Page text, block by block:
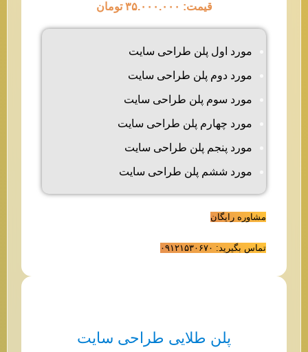
قیمت: ۳۵.۰۰۰.۰۰۰ تومان
مورد اول پلن طراحی سایت
مورد دوم پلن طراحی سایت
مورد سوم پلن طراحی سایت
مورد چهارم پلن طراحی سایت
مورد پنجم پلن طراحی سایت
مورد ششم پلن طراحی سایت
مشاوره رایگان
تماس بگیرید: ۰۹۱۲۱۵۳۰۶۷۰
پلن طلایی طراحی سایت